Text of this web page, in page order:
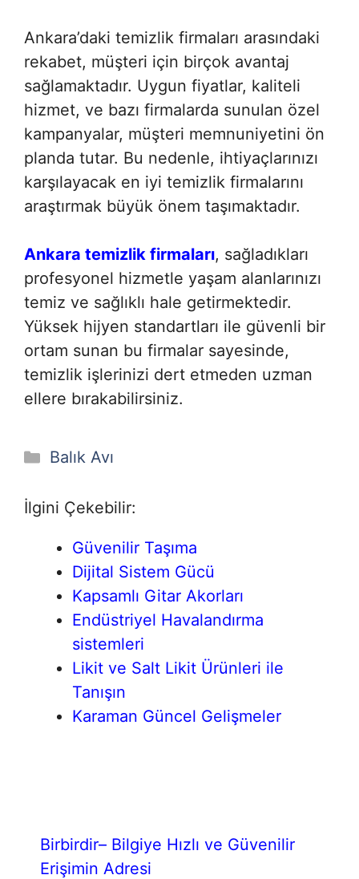
Ankara’daki temizlik firmaları arasındaki
rekabet, müşteri için birçok avantaj
sağlamaktadır. Uygun fiyatlar, kaliteli
hizmet, ve bazı firmalarda sunulan özel
kampanyalar, müşteri memnuniyetini ön
planda tutar. Bu nedenle, ihtiyaçlarınızı
karşılayacak en iyi temizlik firmalarını
araştırmak büyük önem taşımaktadır.
Ankara temizlik firmaları, sağladıkları
profesyonel hizmetle yaşam alanlarınızı
temiz ve sağlıklı hale getirmektedir.
Yüksek hijyen standartları ile güvenli bir
ortam sunan bu firmalar sayesinde,
temizlik işlerinizi dert etmeden uzman
ellere bırakabilirsiniz.
Kategoriler
Balık Avı
İlgini Çekebilir:
Güvenilir Taşıma
Dijital Sistem Gücü
Kapsamlı Gitar Akorları
Endüstriyel Havalandırma
sistemleri
Likit ve Salt Likit Ürünleri ile
Tanışın
Karaman Güncel Gelişmeler
Birbirdir– Bilgiye Hızlı ve Güvenilir
Erişimin Adresi